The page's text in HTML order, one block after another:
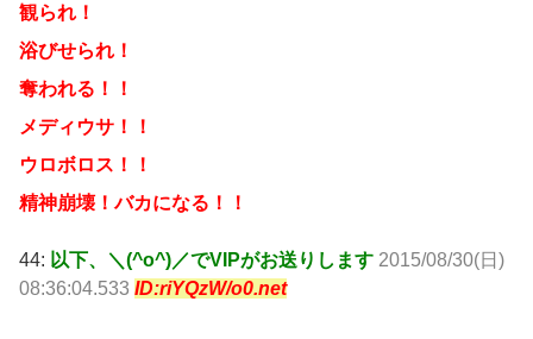
観られ！
浴びせられ！
奪われる！！
メディウサ！！
ウロボロス！！
精神崩壊！バカになる！！
44: 以下、＼(^o^)／でVIPがお送りします 2015/08/30(日)
08:36:04.533 ID:riYQzW/o0.net